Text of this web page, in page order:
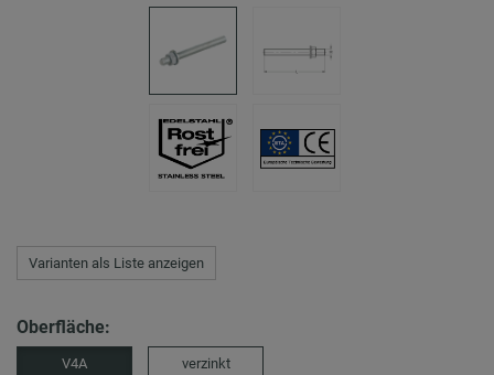
Varianten als Liste anzeigen
Oberfläche:
V4A verzinkt